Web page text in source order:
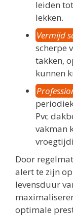
leiden
lekken.
Vermijd
scherpe
takken,
kunnen
Pvc
vakman
Door
alert te zijn
levensduur
optimale